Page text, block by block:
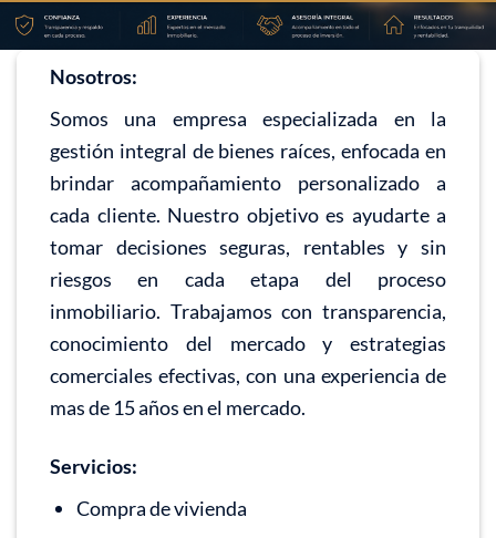
Nosotros:
Somos una empresa especializada en la
gestión integral de bienes raíces, enfocada en
brindar acompañamiento personalizado a
cada cliente. Nuestro objetivo es ayudarte a
tomar decisiones seguras, rentables y sin
riesgos en cada etapa del proceso
inmobiliario. Trabajamos con transparencia,
conocimiento del mercado y estrategias
comerciales efectivas, con una experiencia de
mas de 15 años en el mercado.
Servicios:
Compra de vivienda